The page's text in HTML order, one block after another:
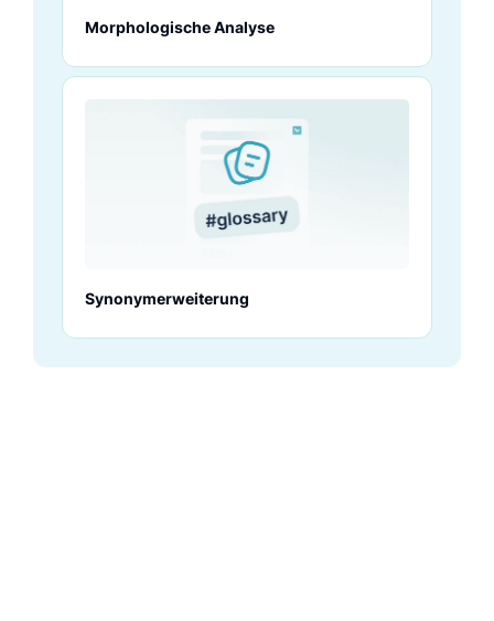
Morphologische Analyse
Synonymerweiterung